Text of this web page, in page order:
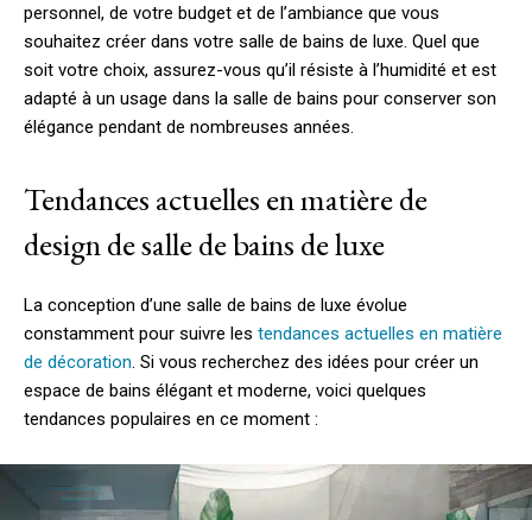
personnel, de votre budget et de l’ambiance que vous
souhaitez créer dans votre salle de bains de luxe. Quel que
soit votre choix, assurez-vous qu’il résiste à l’humidité et est
adapté à un usage dans la salle de bains pour conserver son
élégance pendant de nombreuses années.
Tendances actuelles en matière de
design de salle de bains de luxe
La conception d’une salle de bains de luxe évolue
constamment pour suivre les tendances actuelles en matière
de décoration. Si vous recherchez des idées pour créer un
espace de bains élégant et moderne, voici quelques
tendances populaires en ce moment :